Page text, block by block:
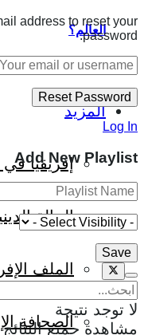
العالم؟
المزيد
إفريقيا
الحالة
الملف
الصحافة
address to reset your
password.
Log In
Add New Playlist
لا توجد نتيجة
مشاهدة جميع النتائج